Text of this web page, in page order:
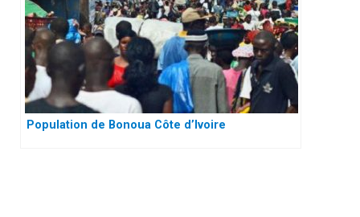
Population de Bonoua Côte d’Ivoire